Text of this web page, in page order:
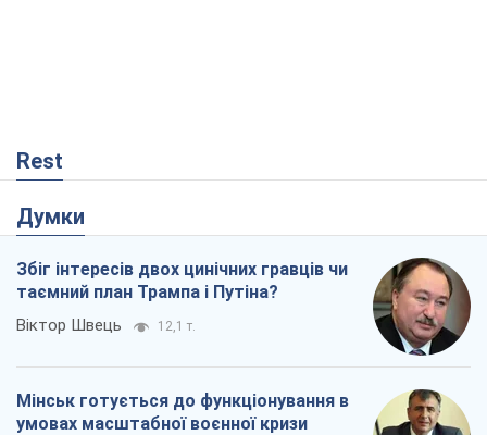
Rest
Думки
Збіг інтересів двох цинічних гравців чи
таємний план Трампа і Путіна?
Віктор Швець 12,1 т.
Мінськ готується до функціонування в
умовах масштабної воєнної кризи